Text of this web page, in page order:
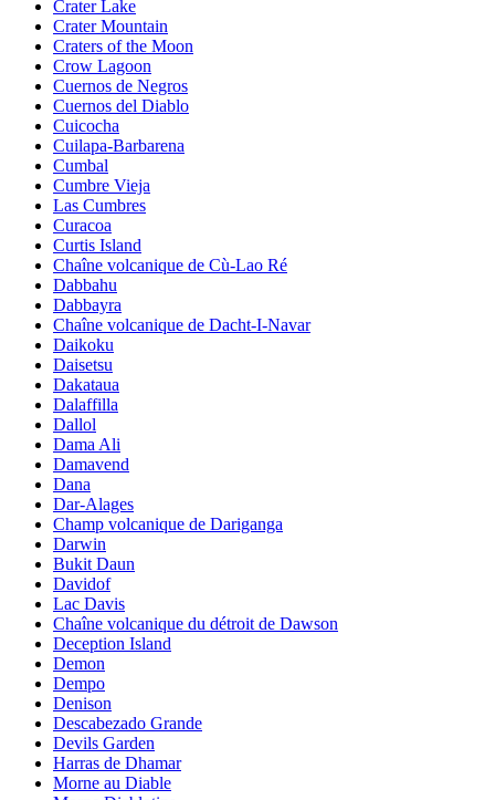
Crater Lake
Crater Mountain
Craters of the Moon
Crow Lagoon
Cuernos de Negros
Cuernos del Diablo
Cuicocha
Cuilapa-Barbarena
Cumbal
Cumbre Vieja
Las Cumbres
Curacoa
Curtis Island
Chaîne volcanique de Cù-Lao Ré
Dabbahu
Dabbayra
Chaîne volcanique de Dacht-I-Navar
Daikoku
Daisetsu
Dakataua
Dalaffilla
Dallol
Dama Ali
Damavend
Dana
Dar-Alages
Champ volcanique de Dariganga
Darwin
Bukit Daun
Davidof
Lac Davis
Chaîne volcanique du détroit de Dawson
Deception Island
Demon
Dempo
Denison
Descabezado Grande
Devils Garden
Harras de Dhamar
Morne au Diable